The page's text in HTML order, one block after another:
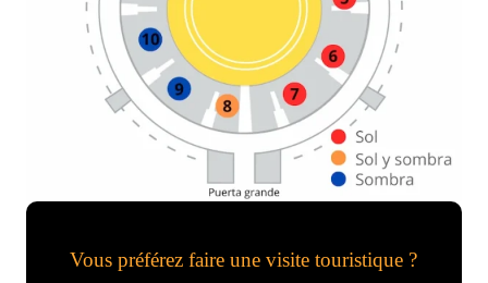
Vous préférez faire une visite touristique ?